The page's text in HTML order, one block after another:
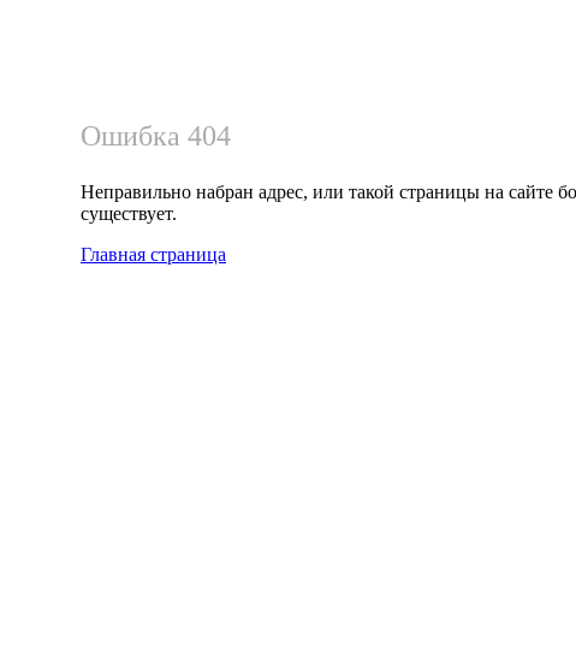
Ошибка 404
Неправильно набран адрес, или такой страницы на сайте
существует.
Главная страница